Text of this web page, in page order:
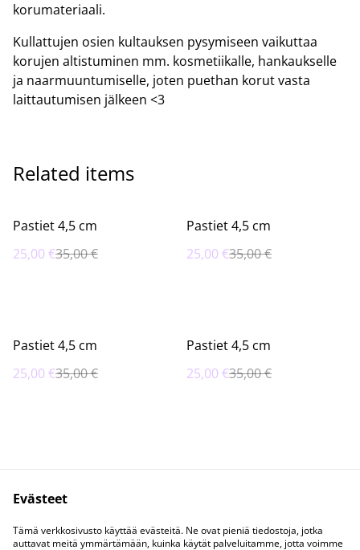
korumateriaali.
Kullattujen osien kultauksen pysymiseen vaikuttaa
korujen altistuminen mm. kosmetiikalle, hankaukselle
ja naarmuuntumiselle, joten puethan korut vasta
laittautumisen jälkeen <3
Related items
%
Pastiet 4,5 cm
25,00 €35,00 €
%
Pastiet 4,5 cm
25,00 €35,00 €
%
Pastiet 4,5 cm
25,00 €35,00 €
%
Pastiet 4,5 cm
25,00 €35,00 €
Tuotteet
Ota yhteyttä!
Tietosuojaseloste
Evästeet
Tämä verkkosivusto käyttää evästeitä. Ne ovat pieniä tiedostoja, jotka
auttavat meitä ymmärtämään, kuinka käytät palveluitamme, jotta voimme